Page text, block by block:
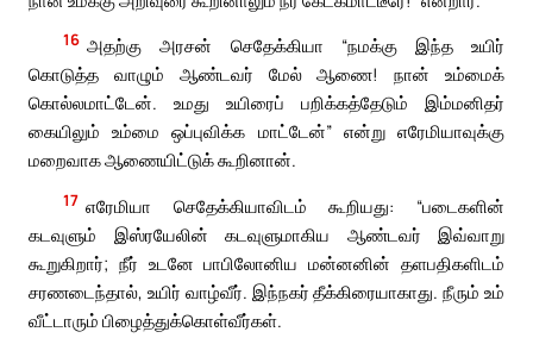
16 அதற்கு அரசன் செதேக்கியா “நமக்கு இந்த உயிர்
கொடுத்த வாழும் ஆண்டவர் மேல் ஆணை! நான் உம்மைக்
கொல்லமாட்டேன். உமது உயிரைப் பறிக்கத்தேடும் இம்மனிதர்
கையிலும் உம்மை ஒப்புவிக்க மாட்டேன்” என்று எரேமியாவுக்கு
மறைவாக ஆணையிட்டுக் கூறினான்.
17 எரேமியா செதேக்கியாவிடம் கூறியது: “படைகளின்
கடவுளும் இஸ்ரயேலின் கடவுளுமாகிய ஆண்டவர் இவ்வாறு
கூறுகிறார்; நீர் உடனே பாபிலோனிய மன்னனின் தளபதிகளிடம்
சரணடைந்தால், உயிர் வாழ்வீர். இந்நகர் தீக்கிரையாகாது. நீரும் உம்
வீட்டாரும் பிழைத்துக்கொள்வீர்கள்.